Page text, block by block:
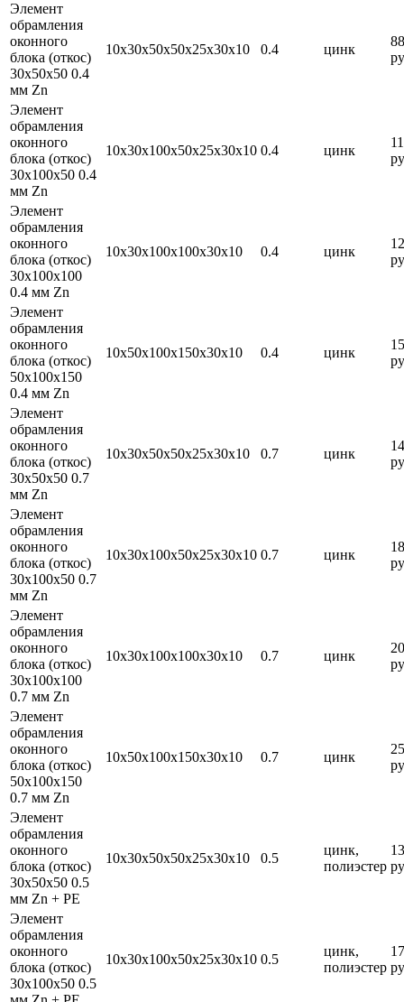
Элемент
обрамления
оконного
блока (откос)
30х50х50 0.4
мм Zn
10х30х50х50х25х30х10 0.4 цинк
88
Элемент
обрамления
оконного
блока (откос)
30х100х50 0.4
мм Zn
10х30х100х50х25х30х10 0.4 цинк
Элемент
обрамления
оконного
блока (откос)
30х100х100
0.4 мм Zn
10х30х100х100х30х10 0.4 цинк
Элемент
обрамления
оконного
блока (откос)
50х100х150
0.4 мм Zn
10х50х100х150х30х10 0.4 цинк
Элемент
обрамления
оконного
блока (откос)
30х50х50 0.7
мм Zn
10х30х50х50х25х30х10 0.7 цинк
Элемент
обрамления
оконного
блока (откос)
30х100х50 0.7
мм Zn
10х30х100х50х25х30х10 0.7 цинк
Элемент
обрамления
оконного
блока (откос)
30х100х100
0.7 мм Zn
10х30х100х100х30х10 0.7 цинк
Элемент
обрамления
оконного
блока (откос)
50х100х150
0.7 мм Zn
10х50х100х150х30х10 0.7 цинк
Элемент
обрамления
оконного
блока (откос)
30х50х50 0.5
мм Zn + PE
10х30х50х50х25х30х10 0.5
цинк,
полиэстер
Элемент
обрамления
оконного
блока (откос)
30х100х50 0.5
10х30х100х50х25х30х10 0.5
цинк,
полиэстер